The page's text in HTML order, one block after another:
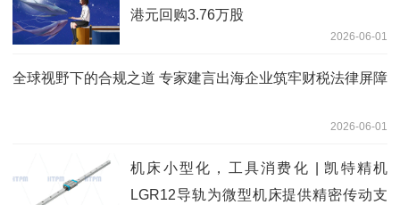
港元回购3.76万股
2026-06-01
全球视野下的合规之道 专家建言出海企业筑牢财税法律屏障
2026-06-01
机床小型化，工具消费化 | 凯特精机
LGR12导轨为微型机床提供精密传动支